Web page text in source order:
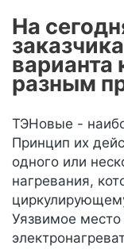
На
варианта
разным
ТЭНовые -
Принцип их
одного или
нагревания,
Уязвимое место